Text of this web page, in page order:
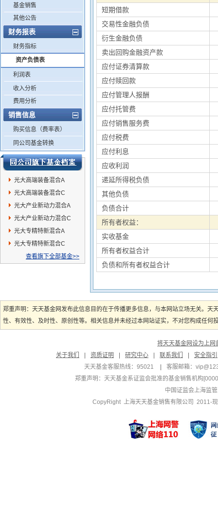
基金销售
其他公告
财务报表
财务指标
资产负债表
利润表
收入分析
费用分析
销售信息
购买信息（费率表）
同公司基金转换
光大高端装备混合A
光大高端装备混合C
光大产业新动力混合A
光大产业新动力混合C
光大专精特新混合A
光大专精特新混合C
查看旗下全部基金>>
短期借款
交易性金融负债
衍生金融负债
卖出回购金融资产款
应付证券清算款
应付赎回款
应付管理人报酬
应付托管费
应付销售服务费
应付税费
应付利息
应收利润
递延所得税负债
其他负债
负债合计
所有者权益：
实收基金
所有者权益合计
负债和所有者权益合计
郑重声明：天天基金网发布此信息目的在于传播更多信息，与本网站立场无关。
性、有效性、及时性、原创性等。相关信息并未经过本网站证实，不对您构成任
将天天基金网设为上网
关于我们
资质证明 研究中心 联系我们
安全指引
天天基金客服热线：95021
客服邮箱：
郑重声明： 天天基金系证监会批准的基金销售机构
中国证监会上海监
CopyRight 上海天天基金销售有限公司 2011-